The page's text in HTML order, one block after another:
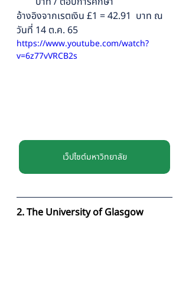
อ้างอิงจากเรตเงิน £1 = 42.91  บาท ณ
วันที่ 14 ต.ค. 65
https://www.youtube.com/watch?
v=6z77vVRCB2s
เว็ปไซต์มหาวิทยาลัย
2. The University of Glasgow